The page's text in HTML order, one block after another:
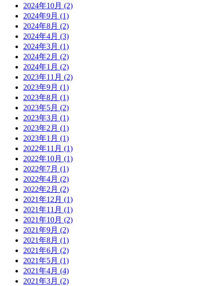
2024年10月 (2)
2024年9月 (1)
2024年8月 (2)
2024年4月 (3)
2024年3月 (1)
2024年2月 (2)
2024年1月 (2)
2023年11月 (2)
2023年9月 (1)
2023年8月 (1)
2023年5月 (2)
2023年3月 (1)
2023年2月 (1)
2023年1月 (1)
2022年11月 (1)
2022年10月 (1)
2022年7月 (1)
2022年4月 (2)
2022年2月 (2)
2021年12月 (1)
2021年11月 (1)
2021年10月 (2)
2021年9月 (2)
2021年8月 (1)
2021年6月 (2)
2021年5月 (1)
2021年4月 (4)
2021年3月 (2)